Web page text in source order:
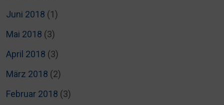
Juni 2018 (1)
Mai 2018 (3)
April 2018 (3)
März 2018 (2)
Februar 2018 (3)